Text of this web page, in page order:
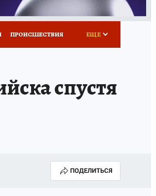
ПРОИСШЕСТВИЯ ЕЩЕ
спустя
ПОДЕЛИТЬСЯ